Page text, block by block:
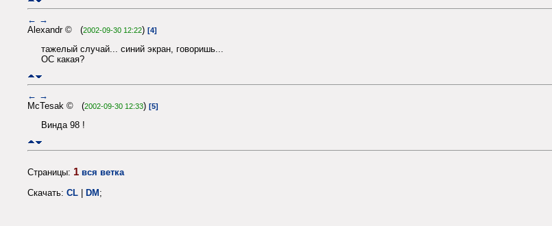
← →
Alexandr © (2002-09-30 12:22) [4]
тажелый случай... синий экран, говоришь...
ОС какая?
← →
McTesak © (2002-09-30 12:33) [5]
Винда 98 !
Страницы: 1 вся ветка
Скачать: CL | DM;